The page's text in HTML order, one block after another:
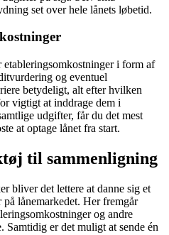
set over hele lånets løbetid.
etableringsomkostninger i form af
og eventuel
betydeligt, alt efter hvilken
vigtigt at inddrage dem i
udgifter, får du det mest
at optage lånet fra start.
til sammenligning
bliver det lettere at danne sig et
lånemarkedet. Her fremgår
og andre
er det muligt at sende én